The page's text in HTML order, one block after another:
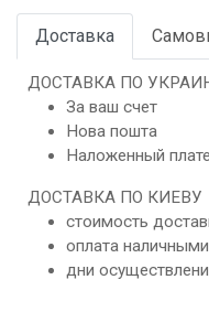
Доставка
ДОСТАВКА ПО
За ваш счет
Нова пошта
Наложенный
ДОСТАВКА ПО КИЕВУ
стоимость
оплата
дни